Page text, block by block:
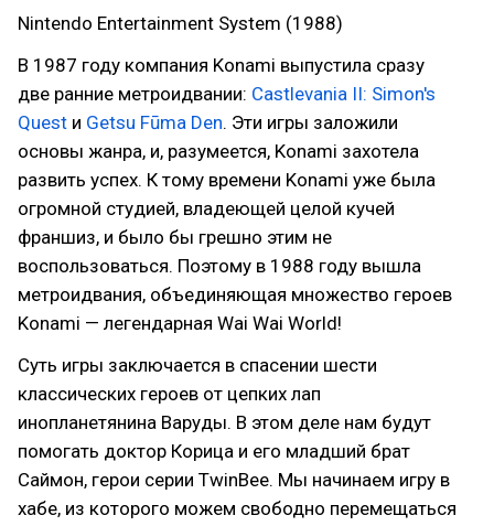
Nintendo Entertainment System (1988)
В 1987 году компания Konami выпустила сразу
две ранние метроидвании: Castlevania II: Simon's
Quest и Getsu Fūma Den. Эти игры заложили
основы жанра, и, разумеется, Konami захотела
развить успех. К тому времени Konami уже была
огромной студией, владеющей целой кучей
франшиз, и было бы грешно этим не
воспользоваться. Поэтому в 1988 году вышла
метроидвания, объединяющая множество героев
Konami — легендарная Wai Wai World!
Суть игры заключается в спасении шести
классических героев от цепких лап
инопланетянина Варуды. В этом деле нам будут
помогать доктор Корица и его младший брат
Саймон, герои серии TwinBee. Мы начинаем игру в
хабе, из которого можем свободно перемещаться